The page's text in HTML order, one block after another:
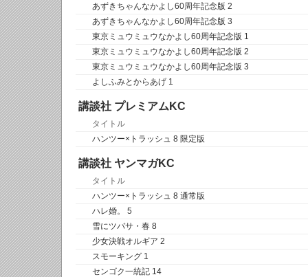
あずきちゃんなかよし60周年記念版 2
あずきちゃんなかよし60周年記念版 3
東京ミュウミュウなかよし60周年記念版 1
東京ミュウミュウなかよし60周年記念版 2
東京ミュウミュウなかよし60周年記念版 3
よしふみとからあげ 1
講談社 プレミアムKC
タイトル
ハンツー×トラッシュ 8 限定版
講談社 ヤンマガKC
タイトル
ハンツー×トラッシュ 8 通常版
ハレ婚。 5
雪にツバサ・春 8
少女決戦オルギア 2
スモーキング 1
センゴク一統記 14